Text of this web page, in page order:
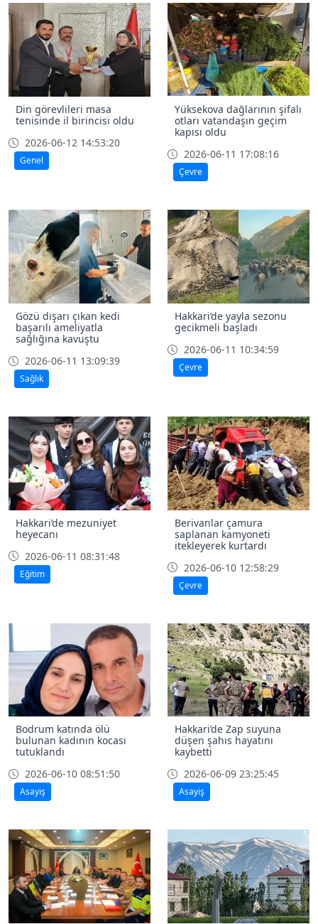
Din görevlileri masa
tenisinde il birincisi oldu
2026-06-12 14:53:20
Genel
Yüksekova dağlarının şifalı
otları vatandaşın geçim
kapısı oldu
2026-06-11 17:08:16
Çevre
Gözü dışarı çıkan kedi
başarılı ameliyatla
sağlığına kavuştu
2026-06-11 13:09:39
Sağlık
Hakkari’de yayla sezonu
gecikmeli başladı
2026-06-11 10:34:59
Çevre
Hakkari’de mezuniyet
heyecanı
2026-06-11 08:31:48
Eğitim
Berivanlar çamura
saplanan kamyoneti
itekleyerek kurtardı
2026-06-10 12:58:29
Çevre
Bodrum katında ölü
bulunan kadının kocası
tutuklandı
2026-06-10 08:51:50
Asayiş
Hakkari’de Zap suyuna
düşen şahıs hayatını
kaybetti
2026-06-09 23:25:45
Asayiş